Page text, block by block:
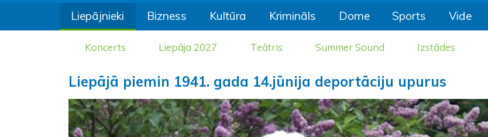
Liepājnieki Bizness Kultūra Krimināls Dome Sports Vide
Koncerts Liepāja 2027 Teātris Summer Sound Izstādes
Liepājā piemin 1941. gada 14.jūnija deportāciju upurus